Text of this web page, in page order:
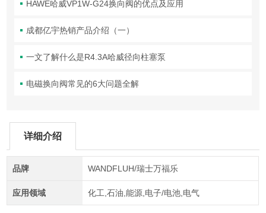
HAWE哈威VP1W-G24换向阀的优点及应用
成都亿宇热销产品介绍（一）
一文了解什么是R4.3A哈威径向柱塞泵
电磁换向阀常见的6大问题全解
详细介绍
品牌 WANDFLUH/瑞士万福乐
应用领域 化工,石油,能源,电子/电池,电气